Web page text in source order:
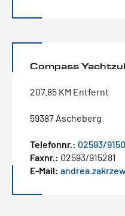
Compass
207.85 KM Entfernt
59387 Ascheberg
Telefonnr.: 02593/9150
Faxnr.: 02593/915281
E-Mail: